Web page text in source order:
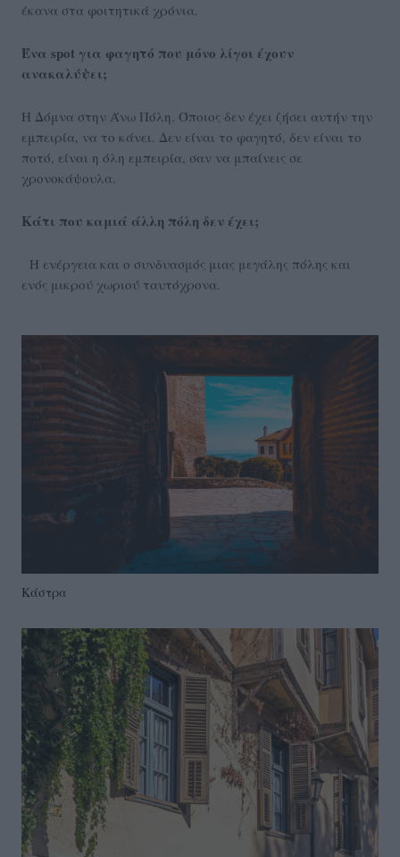
έκανα στα φοιτητικά χρόνια.
Ένα spot για φαγητό που μόνο λίγοι έχουν
ανακαλύψει;
Η Δόμνα στην Άνω Πόλη. Όποιος δεν έχει ζήσει αυτήν την
εμπειρία, να το κάνει. Δεν είναι το φαγητό, δεν είναι το
ποτό, είναι η όλη εμπειρία, σαν να μπαίνεις σε
χρονοκάψουλα.
Κάτι που καμιά άλλη πόλη δεν έχει;
Η ενέργεια και ο συνδυασμός μιας μεγάλης πόλης και
ενός μικρού χωριού ταυτόχρονα.
Κάστρα